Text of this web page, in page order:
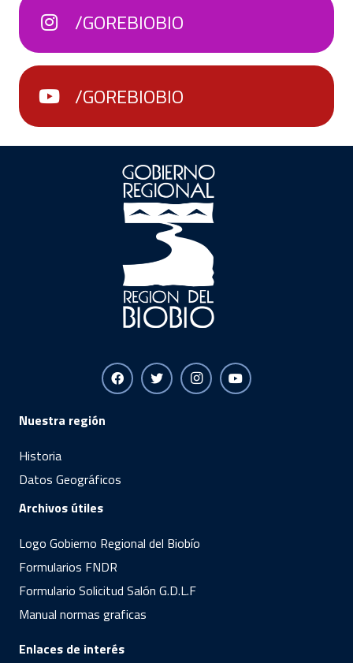
/GOREBIOBIO
/GOREBIOBIO
Nuestra región
Historia
Datos Geográficos
Archivos útiles
Logo Gobierno Regional del Biobío
Formularios FNDR
Formulario Solicitud Salón G.D.L.F
Manual normas graficas
Enlaces de interés